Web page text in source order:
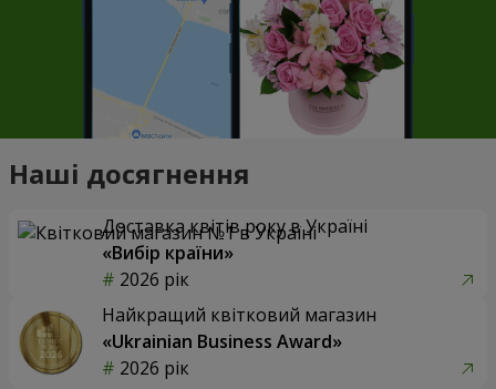
Наші досягнення
Доставка квітів року в Україні
«Вибір країни»
2026 рік
Найкращий квітковий магазин
«Ukrainian Business Award»
2026 рік